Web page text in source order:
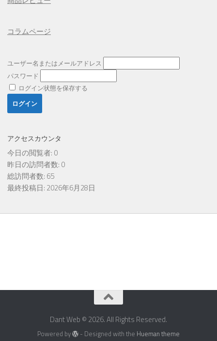
コラムページ
ユーザー名またはメールアドレス
パスワード
ログイン状態を保存する
アクセスカウンタ
今日の閲覧者: 0
昨日の訪問者数: 0
総訪問者数: 65
最終投稿日: 2026年6月28日
Dant Web © 2026. All Rights Reserved.
Powered by - Designed with the Hueman theme